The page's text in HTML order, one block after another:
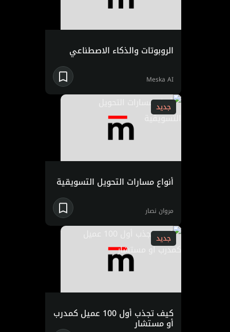
الروبوتات والذكاء الاصطناعي
Meska AI
جديد
أنواع مسارات التحويل التسويقية
مروان نصار
جديد
كيف تجذب أول 100 عميل كمدرب
أو مستشار